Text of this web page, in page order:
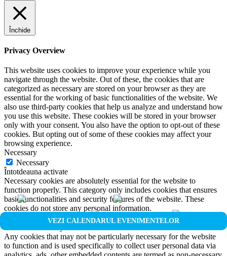
VEZI CALENDARUL EVENIMENTELOR
Închide
Privacy Overview
This website uses cookies to improve your experience while you
navigate through the website. Out of these, the cookies that are
categorized as necessary are stored on your browser as they are
essential for the working of basic functionalities of the website. We
also use third-party cookies that help us analyze and understand how
you use this website. These cookies will be stored in your browser
only with your consent. You also have the option to opt-out of these
cookies. But opting out of some of these cookies may affect your
browsing experience.
Necessary
Necessary
Întotdeauna activate
Necessary cookies are absolutely essential for the website to
function properly. This category only includes cookies that ensures
basic functionalities and security features of the website. These
cookies do not store any personal information.
Non-necessary
Any cookies that may not be particularly necessary for the website
to function and is used specifically to collect user personal data via